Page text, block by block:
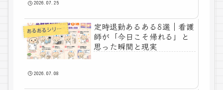
2026.07.25
あ
るあるシリーズ
定時退勤あるある8選｜看護
師が「今日こそ帰れる」と
思った瞬間と現実
2026.07.08